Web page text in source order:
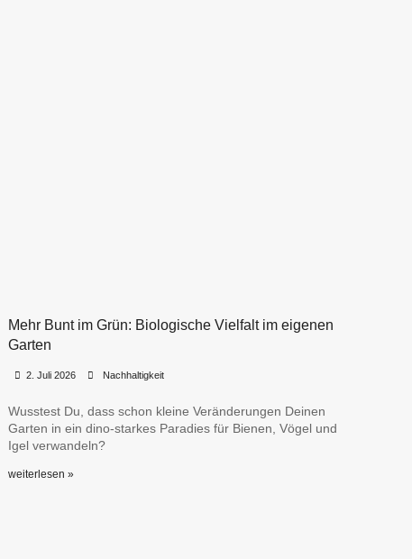
Mehr Bunt im Grün: Biologische Vielfalt im eigenen
Garten
2. Juli 2026 Nachhaltigkeit
Wusstest Du, dass schon kleine Veränderungen Deinen
Garten in ein dino-starkes Paradies für Bienen, Vögel und
Igel verwandeln?
weiterlesen »